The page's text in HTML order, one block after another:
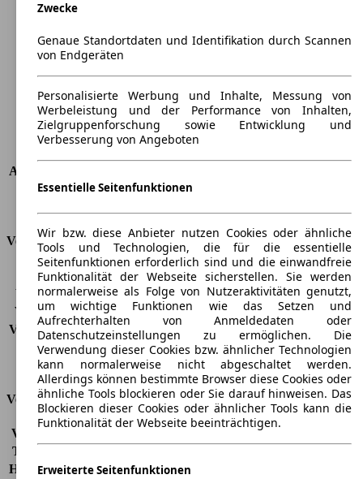
Länge
Breite
1864 mm
Radstand
Maximalgewicht
Max. Zuladung
-
Türen
5
Sitze
5
Anhängelast (ungebremst)
Anhängelast (gebremst)
-
Verbrauch
CO2 Emissionen*
101 g/km (komb.)
Verbrauch (Stadt)
4,5 l/100km
Verbrauch (Land)
3,5 l/100km
Verbrauch (komb.)* 3,9 l/100km
Schadstoffklasse
EU6
Tankinhalt
66 l
Versicherungsklassen
Vollkasko
Teilkasko
Haftpflicht -
Zwecke
Genaue Standortdaten und Identifikation durch Scannen
von Endgeräten
Personalisierte Werbung und Inhalte, Messung von
Werbeleistung und der Performance von Inhalten,
Zielgruppenforschung sowie Entwicklung und
Verbesserung von Angeboten
Essentielle Seitenfunktionen
Wir bzw. diese Anbieter nutzen Cookies oder ähnliche
Tools und Technologien, die für die essentielle
Seitenfunktionen erforderlich sind und die einwandfreie
Funktionalität der Webseite sicherstellen. Sie werden
normalerweise als Folge von Nutzeraktivitäten genutzt,
um wichtige Funktionen wie das Setzen und
Aufrechterhalten von Anmeldedaten oder
Datenschutzeinstellungen zu ermöglichen. Die
Verwendung dieser Cookies bzw. ähnlicher Technologien
kann normalerweise nicht abgeschaltet werden.
Allerdings können bestimmte Browser diese Cookies oder
ähnliche Tools blockieren oder Sie darauf hinweisen. Das
Blockieren dieser Cookies oder ähnlicher Tools kann die
Funktionalität der Webseite beeinträchtigen.
Erweiterte Seitenfunktionen